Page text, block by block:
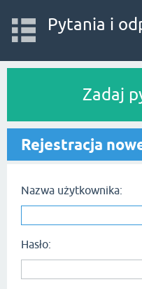
Pytania i
Zadaj
Rejestracja
Nazwa użytkownika:
Hasło: